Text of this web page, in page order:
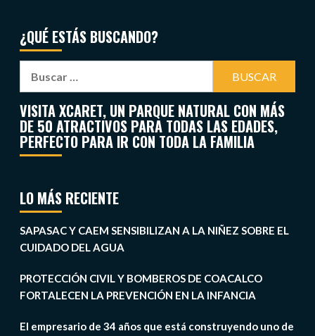
¿QUÉ ESTÁS BUSCANDO?
VISITA XCARET, UN PARQUE NATURAL CON MÁS
DE 50 ATRACTIVOS PARA TODAS LAS EDADES,
PERFECTO PARA IR CON TODA LA FAMILIA
LO MÁS RECIENTE
SAPASAC Y CAEM SENSIBILIZAN A LA NIÑEZ SOBRE EL
CUIDADO DEL AGUA
PROTECCIÓN CIVIL Y BOMBEROS DE COACALCO
FORTALECEN LA PREVENCIÓN EN LA INFANCIA
El empresario de 34 años que está construyendo uno de